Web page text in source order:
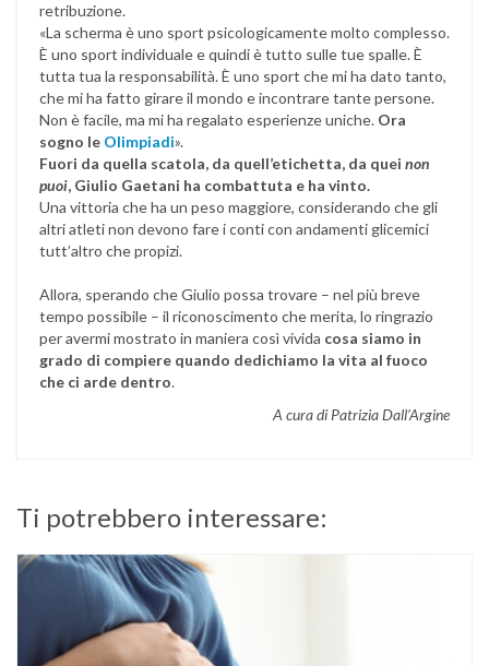
retribuzione.
«La scherma è uno sport psicologicamente molto complesso.
È uno sport individuale e quindi è tutto sulle tue spalle. È
tutta tua la responsabilità. È uno sport che mi ha dato tanto,
che mi ha fatto girare il mondo e incontrare tante persone.
Non è facile, ma mi ha regalato esperienze uniche. Ora
sogno le Olimpiadi».
Fuori da quella scatola, da quell’etichetta, da quei non
puoi, Giulio Gaetani ha combattuta e ha vinto.
Una vittoria che ha un peso maggiore, considerando che gli
altri atleti non devono fare i conti con andamenti glicemici
tutt’altro che propizi.
Allora, sperando che Giulio possa trovare – nel più breve
tempo possibile – il riconoscimento che merita, lo ringrazio
per avermi mostrato in maniera così vivida cosa siamo in
grado di compiere quando dedichiamo la vita al fuoco
che ci arde dentro.
A cura di Patrizia Dall’Argine
Ti potrebbero interessare: